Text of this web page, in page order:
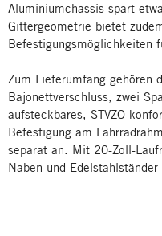
Aluminiumchassis spart
Gittergeometrie bietet
Befestigungsmöglichkeiten
Zum Lieferumfang gehören
Bajonettverschluss, zwei
aufsteckbares, STVZO-
Befestigung am
separat an. Mit 20-Zoll-
Naben und